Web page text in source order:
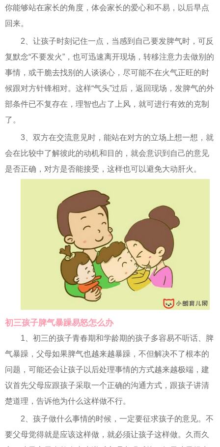
你能够站在家长的角度，体会家长的爱心和不易，以后早点
回来。
2、让孩子时刻记住一点，当感到自己要发脾气时，可反
复默念“不要发火”，也可迅速离开现场，转移注意力去做别的
事情，或干脆去找别的人谈谈心，尽可能不在火气正旺的时
候跟对方针锋相对。这样“气头”过后，返回现场，发脾气的外
部条件已不复存在，理智也占了上风，就可进行有效的克制
了。
3、双方在交流意见时，能站在对方的立场上想一想，就
会在比较中了解彼此的动机和目的，就会意识到自己的意见
是否正确，对方是否能接受，这样也可以避免大动肝火。
初三孩子脾气暴躁易怒怎么办
1、初三的孩子青春期和学龄期的孩子多容易不听话、脾
气暴躁，父母如果脾气也越来越暴躁，不但解决不了根本的
问题，可能还会让孩子以后处理事情的方式越来越极端，建
议首先父母应跟孩子采取一个正确的沟通方式，跟孩子讲清
楚道理，告诉他为什么这样做不行。
2、孩子做什么事情的时候，一定要征求孩子的意见。不
要父母觉得就是应该这样做，就必须让孩子这样做。久而久